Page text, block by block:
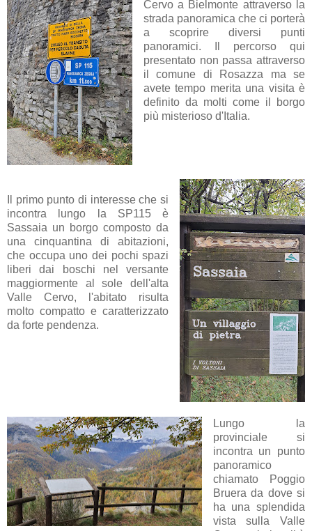
Cervo a Bielmonte attraverso la
strada panoramica che ci porterà
a scoprire diversi punti
panoramici. Il percorso qui
presentato non passa attraverso
il comune di Rosazza ma se
avete tempo merita una visita è
definito da molti come il borgo
più misterioso d'Italia.
Il primo punto di interesse che si
incontra lungo la SP115 è
Sassaia un borgo composto da
una cinquantina di abitazioni,
che occupa uno dei pochi spazi
liberi dai boschi nel versante
maggiormente al sole dell'alta
Valle Cervo, l'abitato risulta
molto compatto e caratterizzato
da forte pendenza.
Lungo la
provinciale si
incontra un punto
panoramico
chiamato Poggio
Bruera da dove si
ha una splendida
vista sulla Valle